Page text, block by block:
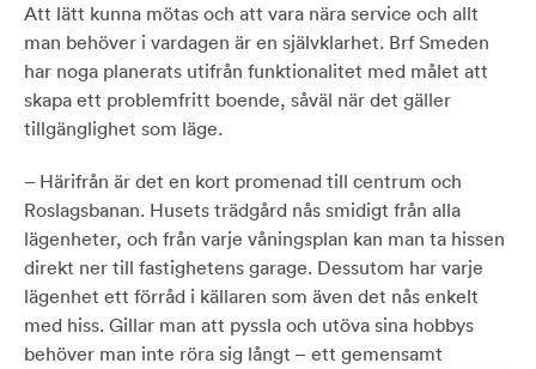
Att lätt kunna mötas och att vara nära service och allt
man behöver i vardagen är en självklarhet. Brf Smeden
har noga planerats utifrån funktionalitet med målet att
skapa ett problemfritt boende, såväl när det gäller
tillgänglighet som läge.
– Härifrån är det en kort promenad till centrum och
Roslagsbanan. Husets trädgård nås smidigt från alla
lägenheter, och från varje våningsplan kan man ta hissen
direkt ner till fastighetens garage. Dessutom har varje
lägenhet ett förråd i källaren som även det nås enkelt
med hiss. Gillar man att pyssla och utöva sina hobbys
behöver man inte röra sig långt – ett gemensamt